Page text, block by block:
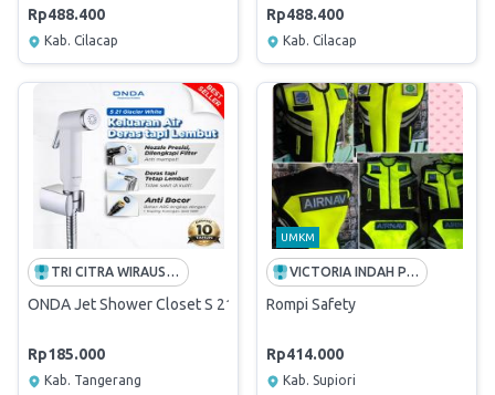
Rp488.400
Kab. Cilacap
Rp488.400
Kab. Cilacap
TRI CITRA WIRAUSAHA NASIONAL
ONDA Jet Shower Closet S 21 Glacier White Bidet Spray Toilet
Rp185.000
Kab. Tangerang
UMKM
VICTORIA INDAH PAPUA
Rompi Safety
Rp414.000
Kab. Supiori